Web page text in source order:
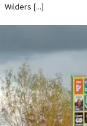
Wilders [...]